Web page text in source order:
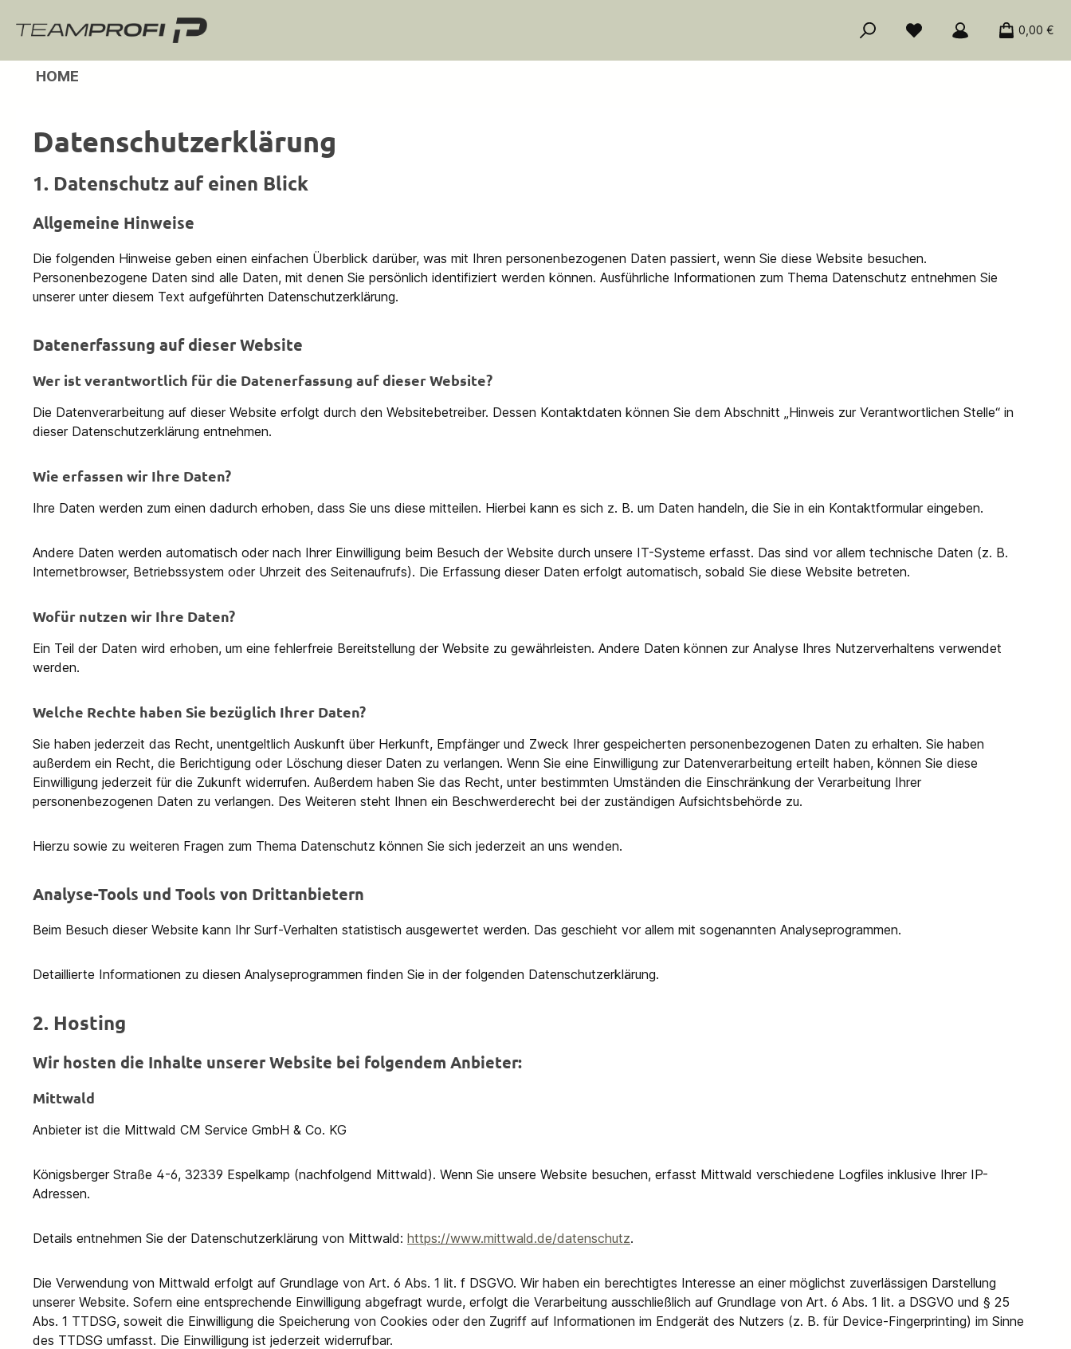
Zur Hauptnavigation springen
0,00 €
HOME
Datenschutz­erklärung
1. Datenschutz auf einen Blick
Allgemeine Hinweise
Die folgenden Hinweise geben einen einfachen Überblick darüber, was mit Ihren personenbezogenen Daten passiert, wenn Sie diese Website besuchen.
Personenbezogene Daten sind alle Daten, mit denen Sie persönlich identifiziert werden können. Ausführliche Informationen zum Thema Datenschutz entnehmen Sie
unserer unter diesem Text aufgeführten Datenschutzerklärung.
Datenerfassung auf dieser Website
Wer ist verantwortlich für die Datenerfassung auf dieser Website?
Die Datenverarbeitung auf dieser Website erfolgt durch den Websitebetreiber. Dessen Kontaktdaten können Sie dem Abschnitt „Hinweis zur Verantwortlichen Stelle“ in
dieser Datenschutzerklärung entnehmen.
Wie erfassen wir Ihre Daten?
Ihre Daten werden zum einen dadurch erhoben, dass Sie uns diese mitteilen. Hierbei kann es sich z. B. um Daten handeln, die Sie in ein Kontaktformular eingeben.
Andere Daten werden automatisch oder nach Ihrer Einwilligung beim Besuch der Website durch unsere IT-Systeme erfasst. Das sind vor allem technische Daten (z. B.
Internetbrowser, Betriebssystem oder Uhrzeit des Seitenaufrufs). Die Erfassung dieser Daten erfolgt automatisch, sobald Sie diese Website betreten.
Wofür nutzen wir Ihre Daten?
Ein Teil der Daten wird erhoben, um eine fehlerfreie Bereitstellung der Website zu gewährleisten. Andere Daten können zur Analyse Ihres Nutzerverhaltens verwendet
werden.
Welche Rechte haben Sie bezüglich Ihrer Daten?
Sie haben jederzeit das Recht, unentgeltlich Auskunft über Herkunft, Empfänger und Zweck Ihrer gespeicherten personenbezogenen Daten zu erhalten. Sie haben
außerdem ein Recht, die Berichtigung oder Löschung dieser Daten zu verlangen. Wenn Sie eine Einwilligung zur Datenverarbeitung erteilt haben, können Sie diese
Einwilligung jederzeit für die Zukunft widerrufen. Außerdem haben Sie das Recht, unter bestimmten Umständen die Einschränkung der Verarbeitung Ihrer
personenbezogenen Daten zu verlangen. Des Weiteren steht Ihnen ein Beschwerderecht bei der zuständigen Aufsichtsbehörde zu.
Hierzu sowie zu weiteren Fragen zum Thema Datenschutz können Sie sich jederzeit an uns wenden.
Analyse-Tools und Tools von Dritt­anbietern
Beim Besuch dieser Website kann Ihr Surf-Verhalten statistisch ausgewertet werden. Das geschieht vor allem mit sogenannten Analyseprogrammen.
Detaillierte Informationen zu diesen Analyseprogrammen finden Sie in der folgenden Datenschutzerklärung.
2. Hosting
Wir hosten die Inhalte unserer Website bei folgendem Anbieter:
Mittwald
Anbieter ist die Mittwald CM Service GmbH & Co. KG
Königsberger Straße 4-6, 32339 Espelkamp (nachfolgend Mittwald). Wenn Sie unsere Website besuchen, erfasst Mittwald verschiedene Logfiles inklusive Ihrer IP-
Adressen.
Details entnehmen Sie der Datenschutzerklärung von Mittwald: https://www.mittwald.de/datenschutz.
Die Verwendung von Mittwald erfolgt auf Grundlage von Art. 6 Abs. 1 lit. f DSGVO. Wir haben ein berechtigtes Interesse an einer möglichst zuverlässigen Darstellung
unserer Website. Sofern eine entsprechende Einwilligung abgefragt wurde, erfolgt die Verarbeitung ausschließlich auf Grundlage von Art. 6 Abs. 1 lit. a DSGVO und § 25
Abs. 1 TTDSG, soweit die Einwilligung die Speicherung von Cookies oder den Zugriff auf Informationen im Endgerät des Nutzers (z. B. für Device-Fingerprinting) im Sinne
des TTDSG umfasst. Die Einwilligung ist jederzeit widerrufbar.